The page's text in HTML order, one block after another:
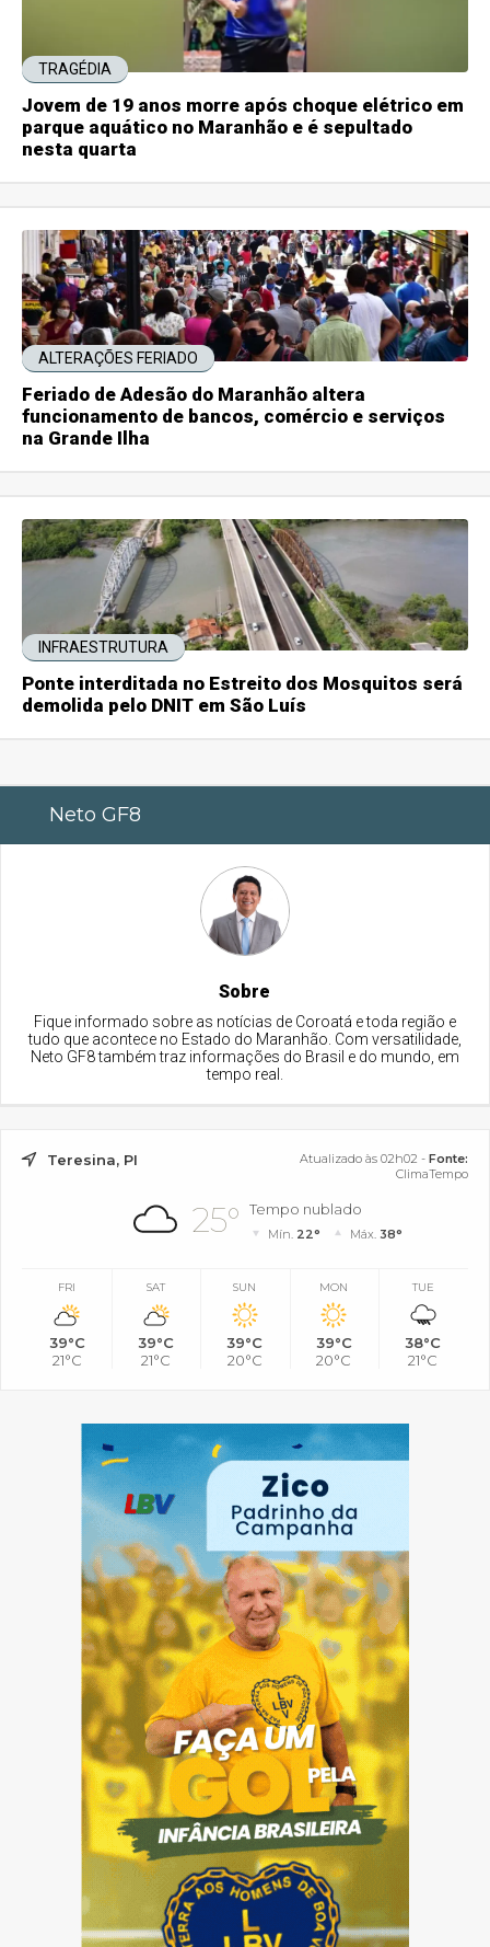
TRAGÉDIA
Jovem de 19 anos morre após choque elétrico em
parque aquático no Maranhão e é sepultado
nesta quarta
ALTERAÇÕES FERIADO
Feriado de Adesão do Maranhão altera
funcionamento de bancos, comércio e serviços
na Grande Ilha
INFRAESTRUTURA
Ponte interditada no Estreito dos Mosquitos será
demolida pelo DNIT em São Luís
Neto GF8
Sobre
Fique informado sobre as notícias de Coroatá e toda região e
tudo que acontece no Estado do Maranhão. Com versatilidade,
Neto GF8 também traz informações do Brasil e do mundo, em
tempo real.
Teresina, PI Atualizado às 02h02 - Fonte:
ClimaTempo
25° Tempo nublado
Mín. 22° Máx. 38°
FRI
39°C
21°C
SAT
39°C
21°C
SUN
39°C
20°C
MON
39°C
20°C
TUE
38°C
21°C